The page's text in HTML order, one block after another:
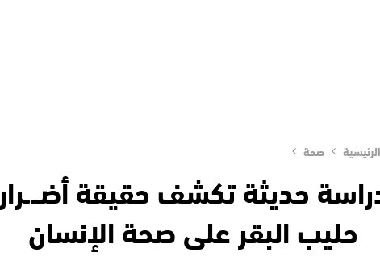
الرئيسية صحة
حديثة تكشف حقيقة أضـ.ـرار
حليب البقر على صحة الإنسان